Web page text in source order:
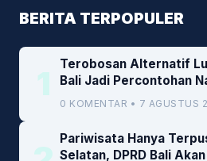
BERITA TERPOPULER
1
Terobosan Alternatif
Bali Jadi Percontohan
Daerah
0 KOMENTAR • 7 AGUSTUS
Pariwisata Hanya
Selatan, DPRD Bali